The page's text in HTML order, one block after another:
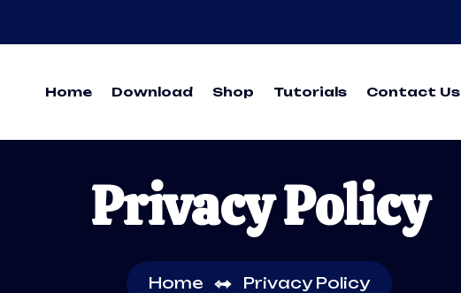
Home Download Shop Tutorials Contact Us
Privacy Policy
Home Privacy Policy